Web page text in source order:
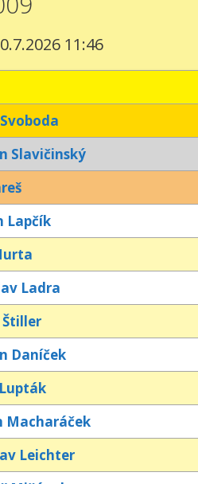
11:46
Slavičinský
Lapčík
Ladra
Štiller
Daníček
Macharáček
Leichter